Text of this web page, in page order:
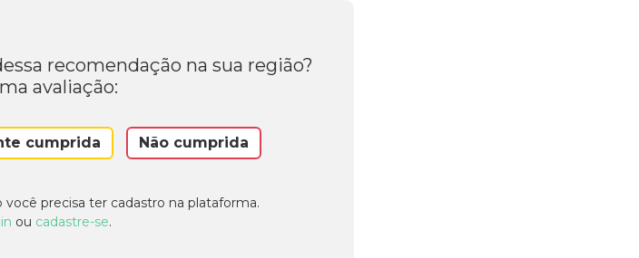
recomendação na sua região?
avaliação:
cumprida Não cumprida
você precisa ter cadastro na plataforma.
ou cadastre-se.